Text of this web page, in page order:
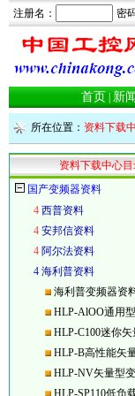
注册名：
密
首页 新
所在位置： 资料下载
资料下载中心
国产变频器资料
4 西普资料
4 安邦信资料
4 阿尔法资料
4 海利普资料
海利普变频器资
HLP-AlOO通用
HLP-C100迷你
HLP-B高性能矢
HLP-NV矢量型
HLP-SP110低负